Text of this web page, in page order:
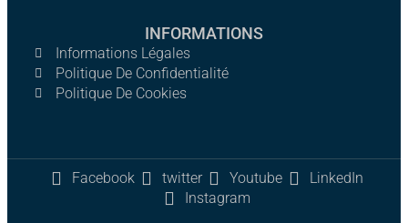
INFORMATIONS
Informations Légales
Politique De Confidentialité
Politique De Cookies
Facebook twitter Youtube
LinkedIn
Instagram